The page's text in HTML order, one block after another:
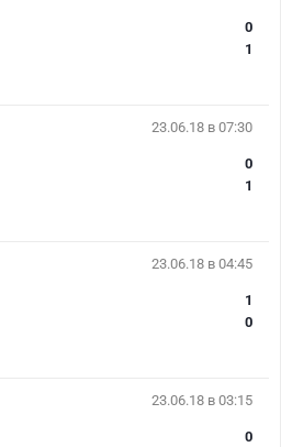
0
1
23.06.18 в 07:30
0
1
23.06.18 в 04:45
1
0
23.06.18 в 03:15
0